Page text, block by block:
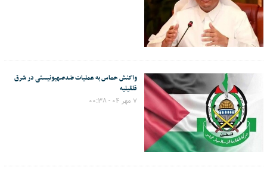
واکنش حماس به عملیات ضدصهیونیستی در شرق
قلقیلیه
۷ مهر ۰۴ - ۰۰:۳۸